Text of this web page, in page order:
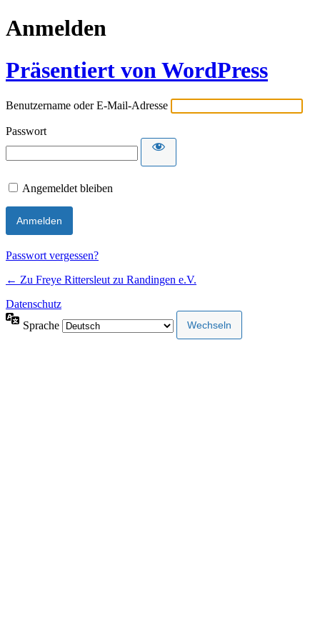
Anmelden
Präsentiert von WordPress
Benutzername oder E-Mail-Adresse
Passwort
Angemeldet bleiben
Passwort vergessen?
← Zu Freye Rittersleut zu Randingen e.V.
Datenschutz
Sprache